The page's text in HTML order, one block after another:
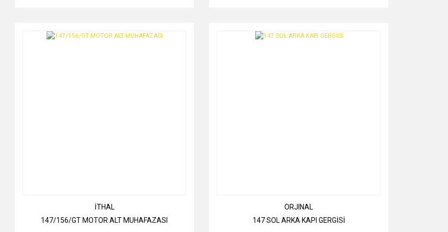
İTHAL
147/156/GT MOTOR ALT MUHAFAZASI
ORJINAL
147 SOL ARKA KAPI GERGİSİ